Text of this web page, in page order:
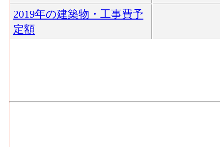
2019年の建築物・工事費予
定額